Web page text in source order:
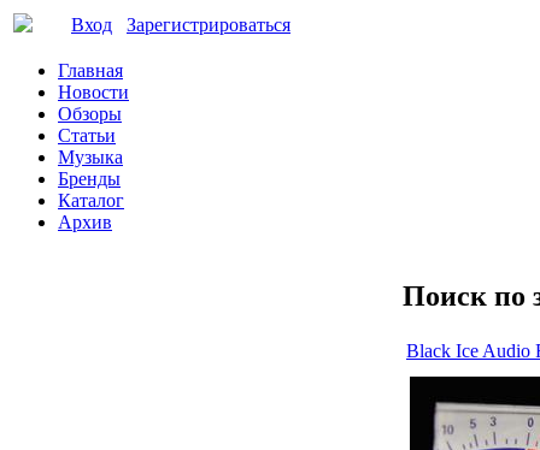
Вход Зарегистрироваться
Главная
Новости
Обзоры
Статьи
Музыка
Бренды
Каталог
Архив
Поиск по
Black Ice Audio